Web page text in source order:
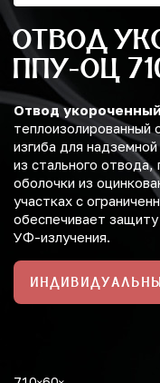
ОТВОД
ППУ-ОЦ
Отвод
изгиба для
из стального отвода,
оболочки из
участках с
обеспечивает
УФ-излучения.